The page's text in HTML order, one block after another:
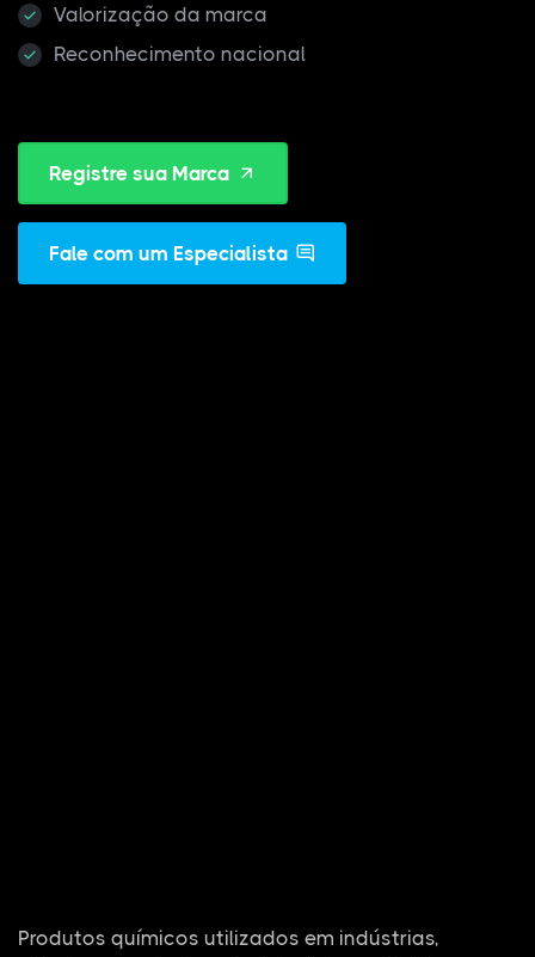
Valorização da marca
Reconhecimento nacional
Registre sua Marca
Fale com um Especialista
Produtos químicos utilizados em indústrias,